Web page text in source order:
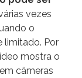
vezes
o
limitado. Por
mostra o
câmeras